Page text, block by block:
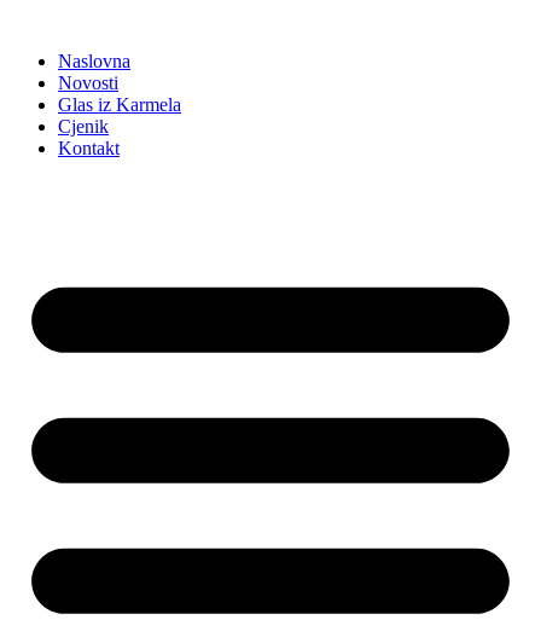
sadržajNaslovna
Novosti
Glas iz Karmela
Cjenik
Kontakt